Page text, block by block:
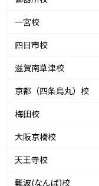
一宮校
四日市校
滋賀南草津校
京都（四条烏丸）校
梅田校
大阪京橋校
天王寺校
難波(なんば)校